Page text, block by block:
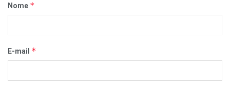
Nome *
E-mail *